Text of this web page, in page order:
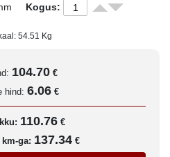
Kogus:
54.51 Kg
104.70 €
hind: 6.06 €
110.76 €
ga: 137.34 €